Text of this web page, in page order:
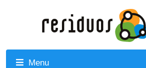
Menu